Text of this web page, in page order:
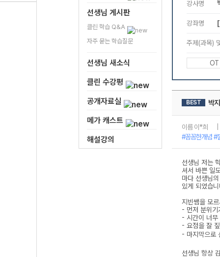
선생님 게시판
클린 학습 Q&A
자주 묻는 학습질문
선생님 새소식
클린 수강평
공개자료실
메가 캐스트
해설강의